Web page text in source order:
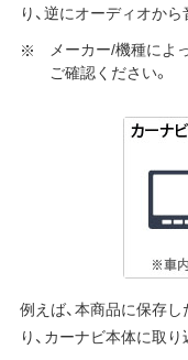
り、逆にオーディオか
メーカー/機種によ
ご確認ください。
例えば、本商品に保存
り、カーナビ本体に取